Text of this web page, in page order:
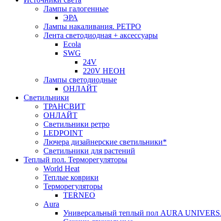
Лампы галогенные
ЭРА
Лампы накаливания. РЕТРО
Лента светодиодная + аксессуары
Ecola
SWG
24V
220V НЕОН
Лампы светодиодные
ОНЛАЙТ
Светильники
ТРАНСВИТ
ОНЛАЙТ
Светильники ретро
LEDPOINT
Лючера дизайнерские светильники*
Светильники для растений
Теплый пол. Терморегуляторы
World Heat
Теплые коврики
Терморегуляторы
TERNEO
Aura
Универсальный теплый пол AURA